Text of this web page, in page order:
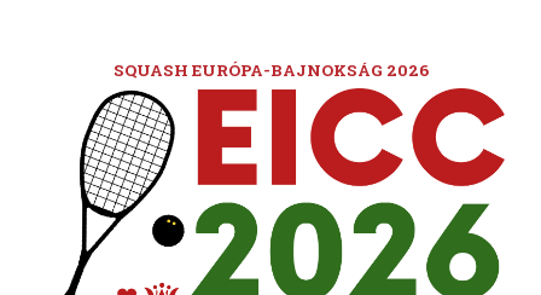
SQUASH EURÓPA-BAJNOKSÁG 2026